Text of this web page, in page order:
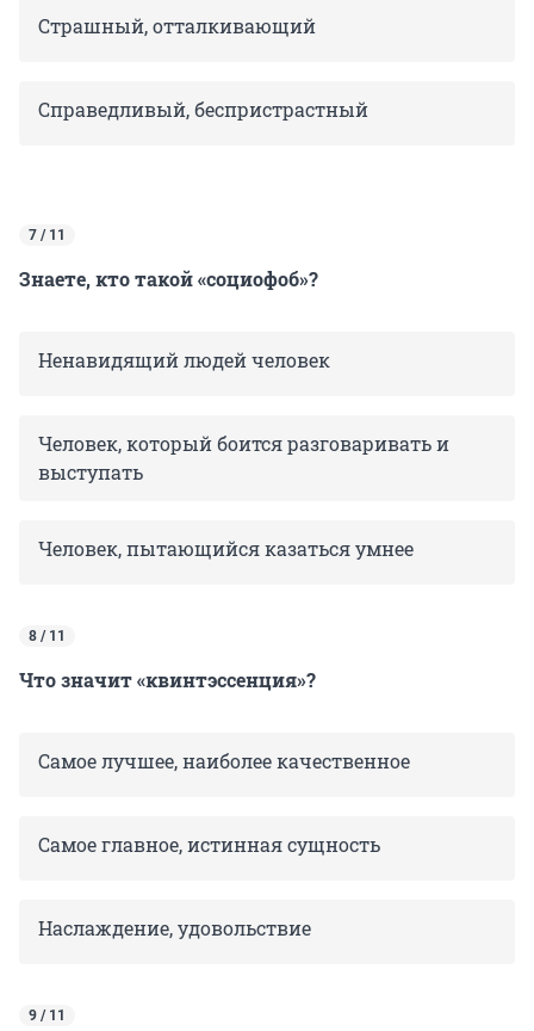
Страшный, отталкивающий
Справедливый, беспристрастный
7 / 11
Знаете, кто такой «социофоб»?
Ненавидящий людей человек
Человек, который боится разговаривать и
выступать
Человек, пытающийся казаться умнее
8 / 11
Что значит «квинтэссенция»?
Самое лучшее, наиболее качественное
Самое главное, истинная сущность
Наслаждение, удовольствие
9 / 11